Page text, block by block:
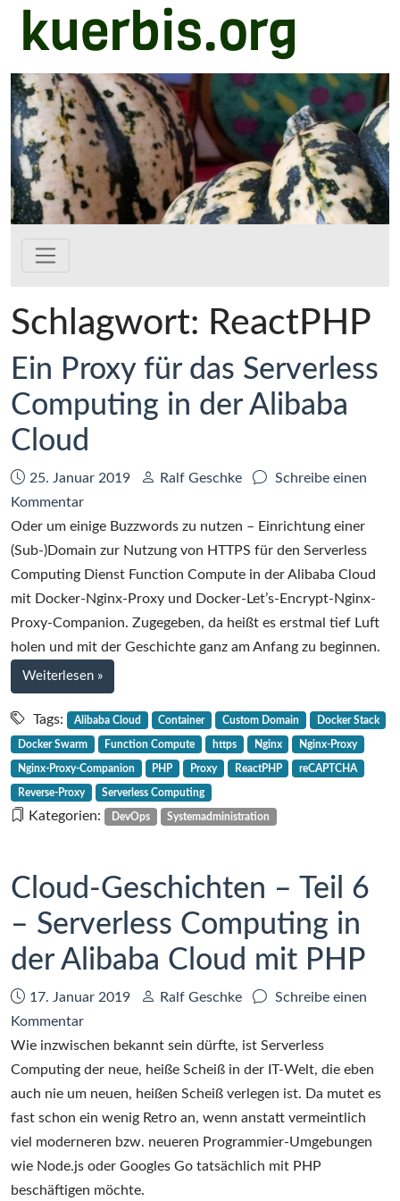
Zum Hauptinhalt springen
kuerbis.org
Schlagwort: ReactPHP
Ein Proxy für das Serverless
Computing in der Alibaba
Cloud
Datum:
25. Januar 2019 Autor:
Ralf Geschke
Schreibe einen
Kommentarzu
Ein
Proxy
für
das
Serverless
Computing
in
der
Alibaba
Cloud
Oder um einige Buzzwords zu nutzen – Einrichtung einer
(Sub-)Domain zur Nutzung von HTTPS für den Serverless
Computing Dienst Function Compute in der Alibaba Cloud
mit Docker-Nginx-Proxy und Docker-Let’s-Encrypt-Nginx-
Proxy-Companion. Zugegeben, da heißt es erstmal tief Luft
holen und mit der Geschichte ganz am Anfang zu beginnen.
Weiterlesen bei
Ein
Proxy
für
das
Serverless
Computing
in
Cloud
»
Tags: Alibaba Cloud Container Custom Domain Docker Stack
Docker Swarm Function Compute https Nginx Nginx-Proxy
Nginx-Proxy-Companion PHP Proxy ReactPHP reCAPTCHA
Reverse-Proxy Serverless Computing
Kategorien: DevOps Systemadministration
Cloud-Geschichten – Teil 6
– Serverless Computing in
der Alibaba Cloud mit PHP
Datum:
17. Januar 2019 Autor:
Ralf Geschke
Schreibe einen
Kommentarzu
Cloud-
Geschichten
–
Teil
6
–
Serverless
Wie inzwischen bekannt sein dürfte, ist Serverless
Computing der neue, heiße Scheiß in der IT-Welt, die eben
auch nie um neuen, heißen Scheiß verlegen ist. Da mutet es
fast schon ein wenig Retro an, wenn anstatt vermeintlich
viel moderneren bzw. neueren Programmier-Umgebungen
wie Node.js oder Googles Go tatsächlich mit PHP
beschäftigen möchte.